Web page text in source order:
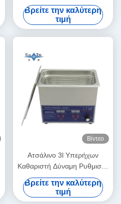
Γυαλιά Υπερήχων Καθαριστή
Βρείτε την καλύτερη
τιμή
Βίντεο
Ατσάλινο 3l Υπερήχων
Καθαριστή Δύναμη Ρυθμιστή
Μικρό Υπερήχων
Καθαριστήρες Ευφυής
Βρείτε την καλύτερη
τιμή